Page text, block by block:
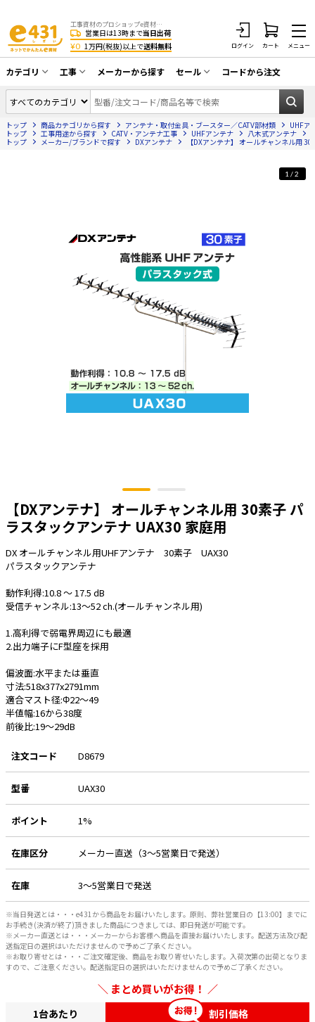
工事資材のプロショップe資材 CATV・アンテナ・防犯・光・LAN・電気・空調工事など
営業日は13時まで当日出荷
¥0 1万円(税抜)以上で送料無料 ログイン カート メニュー
カテゴリ
同軸ケーブル／テレビ用接栓／関連工具
アンテナ・取付金具・ブースター／CATV
部材類
電話線／コネクタ／アダプタ
光ファイバー・融着接続機関連
LANケーブル・コネクタ・関連資材/機器
電源ケーブル／コネクタ／分電盤／ブレ
ボックス・ビニル電線管付属品・引き込
みカバー
工具関連
感染症関連
その他
暑さ対策
販売終了品
工事
CATV・アンテナ工事
光工事・FTTH工事
電話工事
電気配管工事
EV充電設備工事
照明設置工事
メーカーから探す セール
在庫一掃セール
コードから注文
トップ 商品カテゴリから探す アンテナ・取付金具・ブースター／CATV部材類
UHFア
トップ
工事用途から探す CATV・アンテナ工事 UHFアンテナ 八木式アンテナ
トップ
メーカー/ブランドで探す DXアンテナ 【DXアンテナ】 オールチャンネル用
【DXアンテナ】 オールチャンネル用 30素子 パ
ラスタックアンテナ UAX30 家庭用
1/2
DX オールチャンネル用UHFアンテナ 30素子 UAX30
パラスタックアンテナ
動作利得:10.8 ～ 17.5 dB
受信チャンネル:13～52 ch.(オールチャンネル用)
1.高利得で弱電界周辺にも最適
2.出力端子にF型座を採用
偏波面:水平または垂直
寸法:518x377x2791mm
適合マスト径:Φ22～49
半値幅:16から38度
前後比:19～29dB
注文コード D8679
型番 UAX30
ポイント 1%
在庫区分 メーカー直送（3～5営業日で発送）
在庫 3～5営業日で発送
※当日発送とは・・・e431から商品をお届けいたします。原則、弊社営業日の【13:00】までに
お手続き(決済が終了)頂きました商品につきましては、即日発送が可能です。
※メーカー直送とは・・・メーカーからお客様へ商品を直接お届けいたします。配送方法及び配
送指定日の選択はいただけませんので予めご了承ください。
※お取り寄せとは・・・ご注文確定後、商品をお取り寄せいたします。入荷次第の出荷となりま
すので、ご注意ください。配送指定日の選択はいただけませんので予めご了承ください。
まとめ買いがお得！
1台あたり 割引価格